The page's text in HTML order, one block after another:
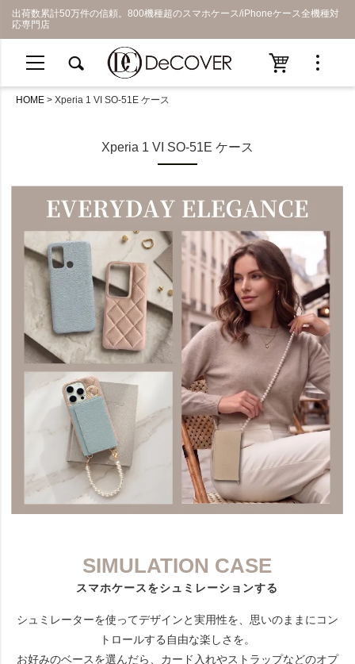
出荷数累計50万件の信頼。800機種超のスマホケース/iPhoneケース全機種対
応専門店
HOME Xperia 1 VI SO-51E ケース
Xperia 1 VI SO-51E ケース